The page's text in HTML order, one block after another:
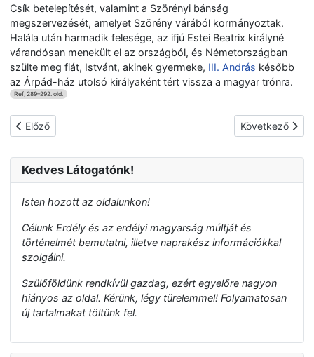
Csík betelepítését, valamint a Szörényi bánság
megszervezését, amelyet Szörény várából kormányoztak.
Halála után harmadik felesége, az ifjú Estei Beatrix királyné
várandósan menekült el az országból, és Németországban
szülte meg fiát, Istvánt, akinek gyermeke, III. András később
az Árpád-ház utolsó királyaként tért vissza a magyar trónra.
Ref, 289–292. old.
Előző cikk: IV. István magyar király
Előző Következő
Következő
Kedves Látogatónk!
Isten hozott az oldalunkon!
Célunk Erdély és az erdélyi magyarság múltját és
történelmét bemutatni, illetve naprakész információkkal
szolgálni.
Szülőföldünk rendkívül gazdag, ezért egyelőre nagyon
hiányos az oldal. Kérünk, légy türelemmel! Folyamatosan
új tartalmakat töltünk fel.